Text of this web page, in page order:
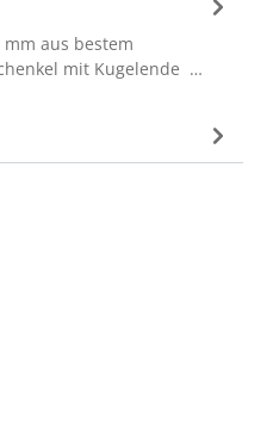
mm aus bestem
mit Kugelende …